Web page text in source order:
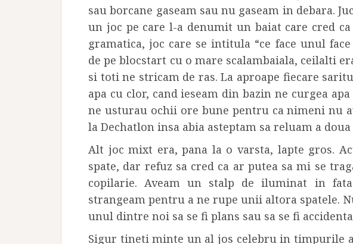
sau borcane gaseam sau nu gaseam in debara.
un joc pe care l-a denumit un baiat care cred
gramatica, joc care se intitula “ce face unul
de pe blocstart cu o mare scalambaiala, ceilalti
si toti ne stricam de ras. La aproape fiecare
apa cu clor, cand ieseam din bazin ne curgea
ne usturau ochii ore bune pentru ca nimeni nu
la Dechatlon insa abia asteptam sa reluam a
Alt joc mixt era, pana la o varsta, lapte gros.
spate, dar refuz sa cred ca ar putea sa mi se
copilarie. Aveam un stalp de iluminat in
strangeam pentru a ne rupe unii altora spatele.
unul dintre noi sa se fi plans sau sa se fi
Sigur tineti minte un al jos celebru in timpurile